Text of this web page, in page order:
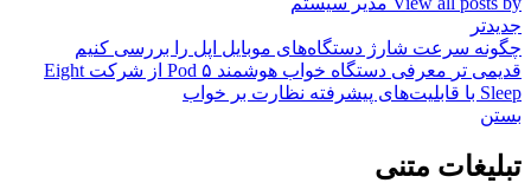
جدیدتر
چگونه سرعت شارژ دستگاه‌های موبایل اپل را بررسی کنیم
قدیمی تر
معرفی دستگاه خواب هوشمند Pod ۵ از شرکت Eight
Sleep با قابلیت‌های پیشرفته نظارت بر خواب
بستن
تبلیغات متنی